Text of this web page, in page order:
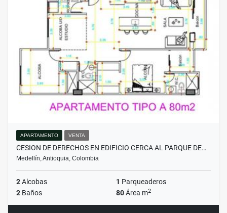
APARTAMENTO VENTA
CESION DE DERECHOS EN EDIFICIO CERCA AL PARQUE DE…
Medellín, Antioquia, Colombia
2Alcobas 1 Parqueaderos
2 Baños 80Área m2